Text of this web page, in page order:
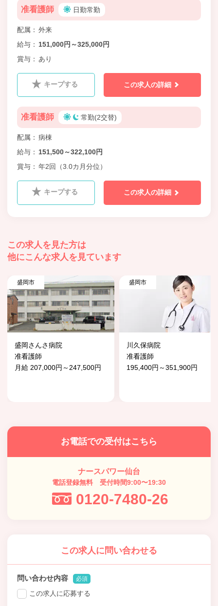
准看護師 日勤常勤
配属
外来
給与
151,000円～325,000円
賞与
あり
キープする この求人の詳細
准看護師 常勤(2交替)
配属
病棟
給与
151,500～322,100円
賞与
年2回（3.0カ月分位）
キープする この求人の詳細
この求人を見た方は
他にこんな求人を見ています
盛岡市
盛岡さんさ病院
准看護師
月給 207,000円～247,500円
盛岡市
川久保病院
准看護師
195,400円～351,900円
お電話での受付はこちら
ナースパワー仙台
電話登録無料 受付時間9:00〜19:30
0120-7480-26
この求人に問い合わせる
問い合わせ内容 必須
この求人に応募する